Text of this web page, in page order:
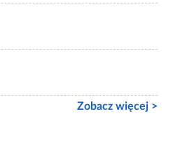
Zobacz więcej >